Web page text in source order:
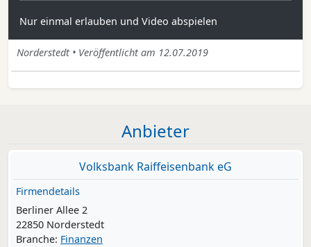
Nur einmal erlauben und Video abspielen
Norderstedt • Veröffentlicht am 12.07.2019
Anbieter
Volksbank Raiffeisenbank eG
Firmendetails
Berliner Allee 2
22850 Norderstedt
Branche: Finanzen